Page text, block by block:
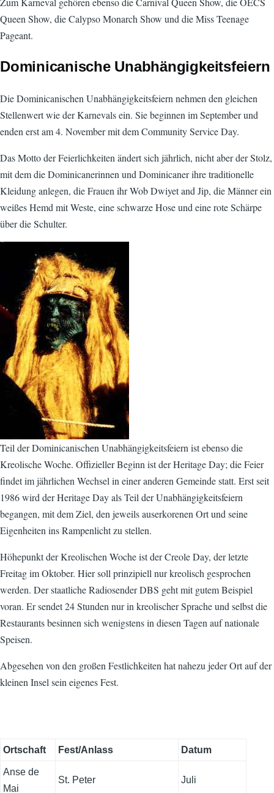
Queen Show, die Calypso Monarch Show und die Miss Teenage
Pageant.
Dominicanische Unabhängigkeitsfeiern
Die Dominicanischen Unabhängigkeitsfeiern nehmen den gleichen
Stellenwert wie der Karnevals ein. Sie beginnen im September und
enden erst am 4. November mit dem Community Service Day.
Das Motto der Feierlichkeiten ändert sich jährlich, nicht aber der Stolz,
mit dem die Dominicanerinnen und Dominicaner ihre traditionelle
Kleidung anlegen, die Frauen ihr Wob Dwiyet and Jip, die Männer ein
weißes Hemd mit Weste, eine schwarze Hose und eine rote Schärpe
über die Schulter.
Teil der Dominicanischen Unabhängigkeitsfeiern ist ebenso die
Kreolische Woche. Offizieller Beginn ist der Heritage Day; die Feier
findet im jährlichen Wechsel in einer anderen Gemeinde statt. Erst seit
1986 wird der Heritage Day als Teil der Unabhängigkeitsfeiern
begangen, mit dem Ziel, den jeweils auserkorenen Ort und seine
Eigenheiten ins Rampenlicht zu stellen.
Höhepunkt der Kreolischen Woche ist der Creole Day, der letzte
Freitag im Oktober. Hier soll prinzipiell nur kreolisch gesprochen
werden. Der staatliche Radiosender DBS geht mit gutem Beispiel
voran. Er sendet 24 Stunden nur in kreolischer Sprache und selbst die
Restaurants besinnen sich wenigstens in diesen Tagen auf nationale
Speisen.
Abgesehen von den großen Festlichkeiten hat nahezu jeder Ort auf der
kleinen Insel sein eigenes Fest.
Ortschaft Fest/Anlass Datum
Anse de
Mai
St. Peter Juli